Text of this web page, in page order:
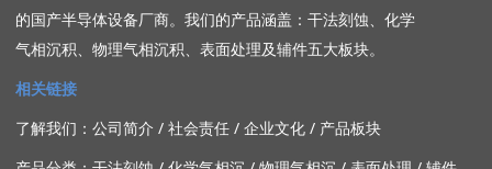
的国产半导体设备厂商。我们的产品涵盖： 干法刻蚀、 化学
气相沉积、 物理气相沉积、 表面处理及辅件五大板块。
相关链接
了解我们： 公司简介 / 社会责任/ 企业文化/ 产品板块